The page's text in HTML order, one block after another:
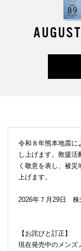
令和８年熊本地震に
し上げます。救援活
く敬意を表し、被
上げます。
2026年７月29日 株
【お詫びと訂正】
現在発売中のメンズ